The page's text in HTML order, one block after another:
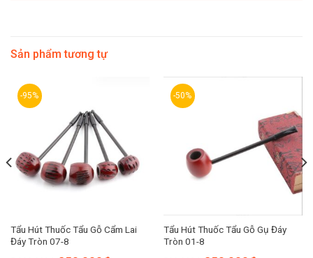
Sản phẩm tương tự
-95%
Tẩu Hút Thuốc Tẩu Gỗ Cẩm Lai
Đáy Tròn 07-8
-50%
Tẩu Hút Thuốc Tẩu Gỗ Gụ Đáy
Tròn 01-8